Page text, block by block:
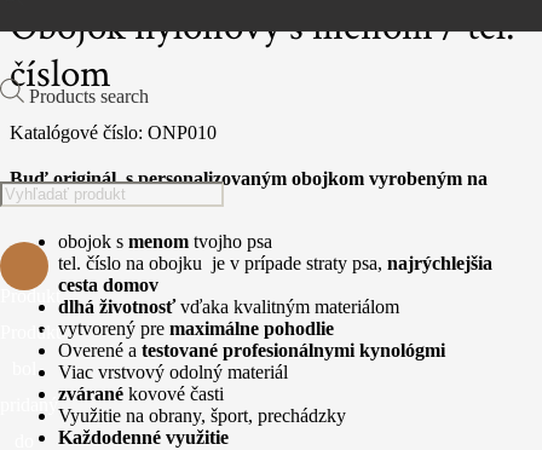
Products search
Produkt
Produkt
pridaný
Obojok nylonový s menom / tel.
číslom
Katalógové číslo: ONP010
Buď originál, s personalizovaným obojkom vyrobeným na
mieru.
obojok s menom tvojho psa
tel. číslo na obojku je v prípade straty psa, najrýchlejšia
cesta domov
dlhá životnosťvďaka kvalitným materiálom
vytvorený pre maximálne pohodlie
Overené a testované profesionálnymi kynológmi
Viac vrstvový odolný materiál
zvárané kovové časti
Využitie na obrany, šport, prechádzky
Každodenné využitie